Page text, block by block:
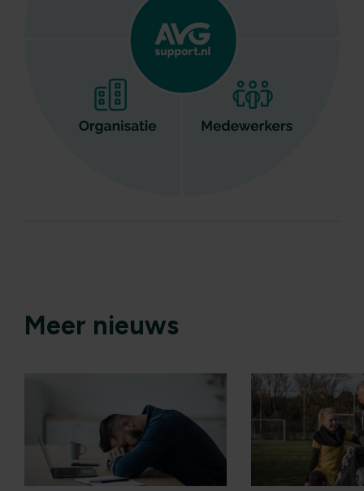
Meer nieuws